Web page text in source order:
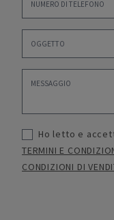
Ho letto e
TERMINI E
CONDIZIONI DI